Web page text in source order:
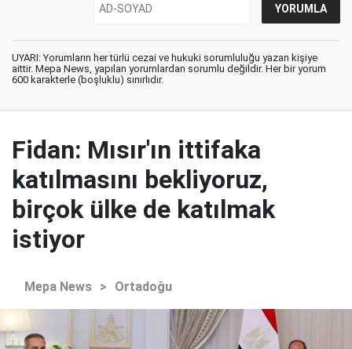
UYARI: Yorumların her türlü cezai ve hukuki sorumluluğu yazan kişiye
aittir. Mepa News, yapılan yorumlardan sorumlu değildir. Her bir yorum
600 karakterle (boşluklu) sınırlıdır.
Fidan: Mısır'ın ittifaka
katılmasını bekliyoruz,
birçok ülke de katılmak
istiyor
Mepa News > Ortadoğu